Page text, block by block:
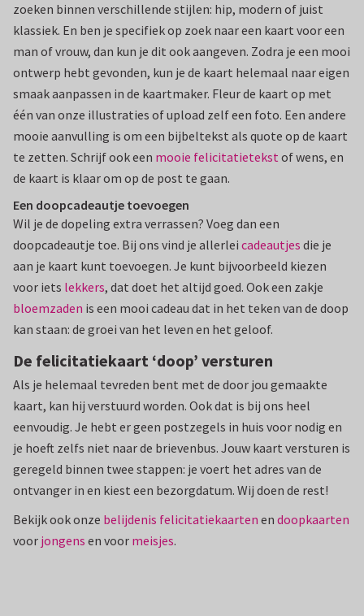
zoeken binnen verschillende stijlen: hip, modern of juist
klassiek. En ben je specifiek op zoek naar een kaart voor een
man of vrouw, dan kun je dit ook aangeven. Zodra je een mooi
ontwerp hebt gevonden, kun je de kaart helemaal naar eigen
smaak aanpassen in de kaartmaker. Fleur de kaart op met
één van onze illustraties of upload zelf een foto. Een andere
mooie aanvulling is om een bijbeltekst als quote op de kaart
te zetten. Schrijf ook een mooie felicitatietekst of wens, en
de kaart is klaar om op de post te gaan.
Een doopcadeautje toevoegen
Wil je de dopeling extra verrassen? Voeg dan een
doopcadeautje toe. Bij ons vind je allerlei cadeautjes die je
aan je kaart kunt toevoegen. Je kunt bijvoorbeeld kiezen
voor iets lekkers, dat doet het altijd goed. Ook een zakje
bloemzaden is een mooi cadeau dat in het teken van de doop
kan staan: de groei van het leven en het geloof.
De felicitatiekaart ‘doop’ versturen
Als je helemaal tevreden bent met de door jou gemaakte
kaart, kan hij verstuurd worden. Ook dat is bij ons heel
eenvoudig. Je hebt er geen postzegels in huis voor nodig en
je hoeft zelfs niet naar de brievenbus. Jouw kaart versturen is
geregeld binnen twee stappen: je voert het adres van de
ontvanger in en kiest een bezorgdatum. Wij doen de rest!
Bekijk ook onze belijdenis felicitatiekaarten en doopkaarten
voor jongens en voor meisjes.